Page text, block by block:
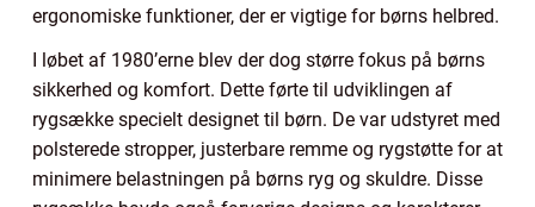
ergonomiske funktioner, der er vigtige for børns helbred.
I løbet af 1980’erne blev der dog større fokus på børns
sikkerhed og komfort. Dette førte til udviklingen af
rygsække specielt designet til børn. De var udstyret med
polsterede stropper, justerbare remme og rygstøtte for at
minimere belastningen på børns ryg og skuldre. Disse